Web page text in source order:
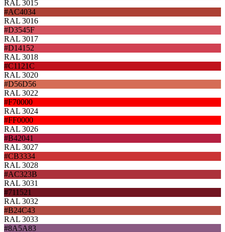
RAL 3015
#AC4034
RAL 3016
#D3545F
RAL 3017
#D14152
RAL 3018
#C1121C
RAL 3020
#D56D56
RAL 3022
#F70000
RAL 3024
#FF0000
RAL 3026
#B42041
RAL 3027
#CB3334
RAL 3028
#AC323B
RAL 3031
#711521
RAL 3032
#B24C43
RAL 3033
#8A5A83